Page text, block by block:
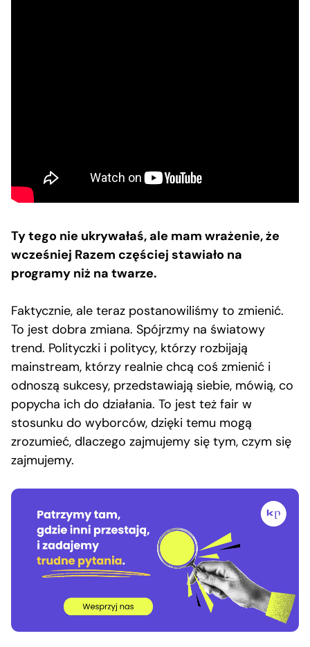
Ty tego nie ukrywałaś, ale mam wrażenie, że
wcześniej Razem częściej stawiało na
programy niż na twarze.
Faktycznie, ale teraz postanowiliśmy to zmienić.
To jest dobra zmiana. Spójrzmy na światowy
trend. Polityczki i politycy, którzy rozbijają
mainstream, którzy realnie chcą coś zmienić i
odnoszą sukcesy, przedstawiają siebie, mówią, co
popycha ich do działania. To jest też fair w
stosunku do wyborców, dzięki temu mogą
zrozumieć, dlaczego zajmujemy się tym, czym się
zajmujemy.